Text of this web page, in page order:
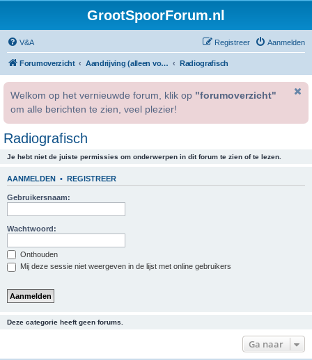
GrootSpoorForum.nl
V&A Aanmelden
Registreer
Forumoverzicht Aandrijving (alleen voor geregistreerde gebruikers). Radiografisch
Welkom op het vernieuwde forum, klik op "forumoverzicht"
om alle berichten te zien, veel plezier!
Radiografisch
Je hebt niet de juiste permissies om onderwerpen in dit forum te zien of te lezen.
AANMELDEN • REGISTREER
Gebruikersnaam:
Wachtwoord:
Onthouden
Mij deze sessie niet weergeven in de lijst met online gebruikers
Deze categorie heeft geen forums.
Ga naar